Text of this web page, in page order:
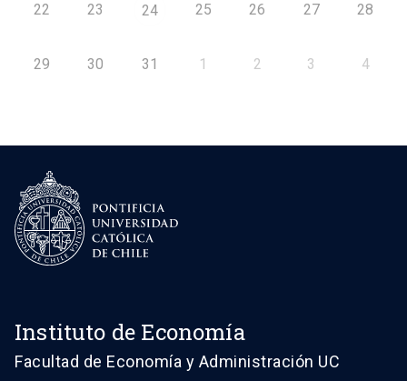
22 23 24 25 26 27 28
29 30 31 1 2 3 4
Instituto de Economía
Facultad de Economía y Administración UC